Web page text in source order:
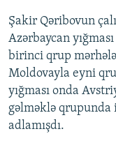
Şakir Qəribovun
Azərbaycan
birinci qrup
Moldovayla eyni
yığması onda
gəlməklə qrupunda
adlamışdı.